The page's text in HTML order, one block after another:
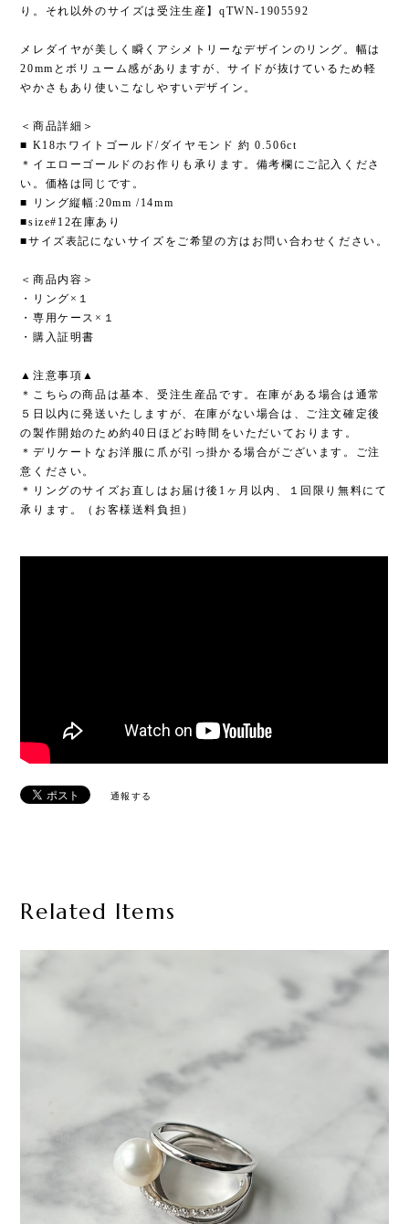
り。それ以外のサイズは受注生産】qTWN-1905592
メレダイヤが美しく瞬くアシメトリーなデザインのリング。幅は
20mmとボリューム感がありますが、サイドが抜けているため軽
やかさもあり使いこなしやすいデザイン。
＜商品詳細＞
■ K18ホワイトゴールド/ダイヤモンド 約 0.506ct
＊イエローゴールドのお作りも承ります。備考欄にご記入くださ
い。価格は同じです。
■ リング縦幅:20mm /14mm
■size#12在庫あり
■サイズ表記にないサイズをご希望の方はお問い合わせください。
＜商品内容＞
・リング×１
・専用ケース×１
・購入証明書
▲注意事項▲
＊こちらの商品は基本、受注生産品です。在庫がある場合は通常
５日以内に発送いたしますが、在庫がない場合は、ご注文確定後
の製作開始のため約40日ほどお時間をいただいております。
＊デリケートなお洋服に爪が引っ掛かる場合がございます。ご注
意ください。
＊リングのサイズお直しはお届け後1ヶ月以内、１回限り無料にて
承ります。（お客様送料負担）
通報する
Related Items